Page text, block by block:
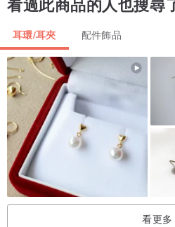
安裝：垂直440毫米水平610毫米
*如果您對金屬過敏，電鍍不適合你的
產地：日本純手工製作
<調度的通知>
營業日/運輸天：週一至週五（節假日除
週六，週日，節假日，派遣方面，我們
你的整個週六，週日及公眾假期命令，
因此，我們將在5日內答复，除了週六
耳環/耳夾 配件飾品
看更多